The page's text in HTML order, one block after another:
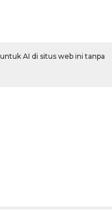
AI di situs web ini tanpa